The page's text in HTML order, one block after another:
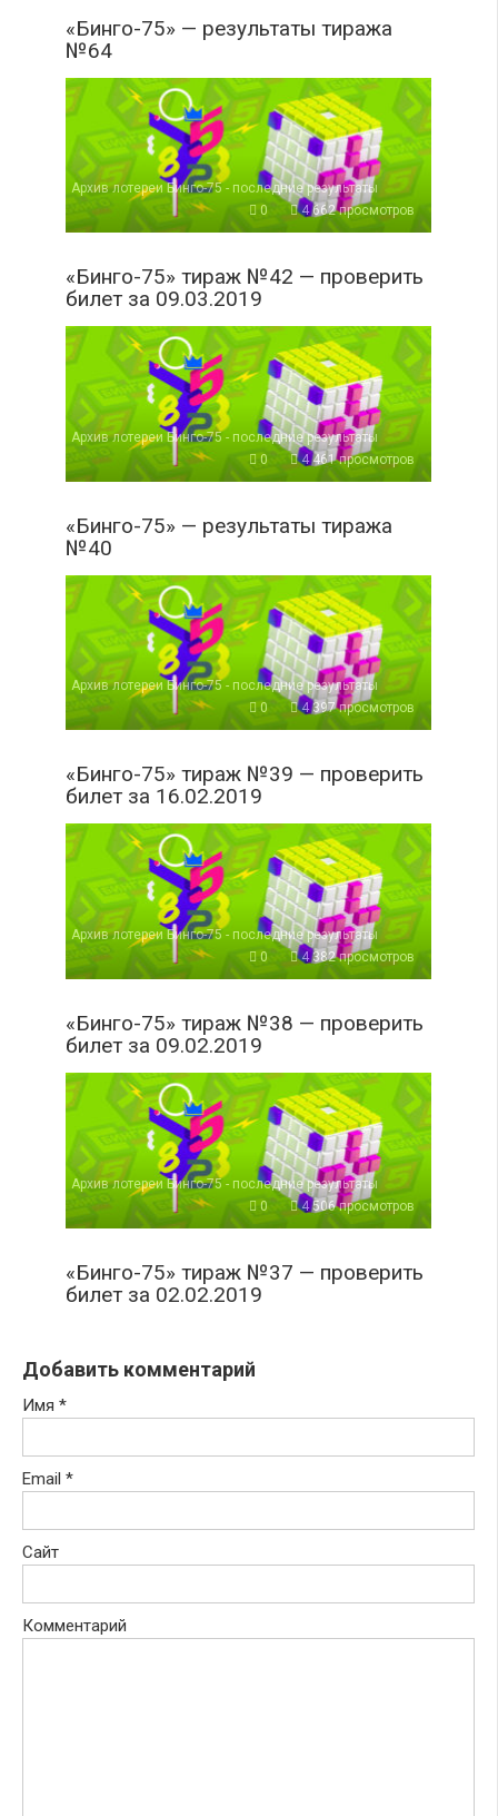
«Бинго-75» — результаты тиража
№64
Архив лотереи Бинго-75 - последние результаты
0
4 662 просмотров
«Бинго-75» тираж №42 — проверить
билет за 09.03.2019
Архив лотереи Бинго-75 - последние результаты
0
4 461 просмотров
«Бинго-75» — результаты тиража
№40
Архив лотереи Бинго-75 - последние результаты
0
4 397 просмотров
«Бинго-75» тираж №39 — проверить
билет за 16.02.2019
Архив лотереи Бинго-75 - последние результаты
0
4 382 просмотров
«Бинго-75» тираж №38 — проверить
билет за 09.02.2019
Архив лотереи Бинго-75 - последние результаты
0
4 506 просмотров
«Бинго-75» тираж №37 — проверить
билет за 02.02.2019
Добавить комментарий
Имя *
Email *
Сайт
Комментарий